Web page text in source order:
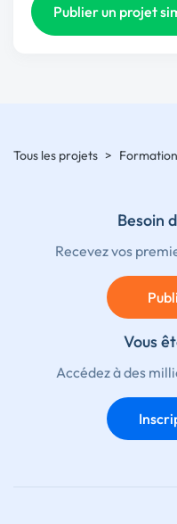
Publier un projet
Tous les projets > Formation
Besoin
Recevez vos
Vous
Accédez à des